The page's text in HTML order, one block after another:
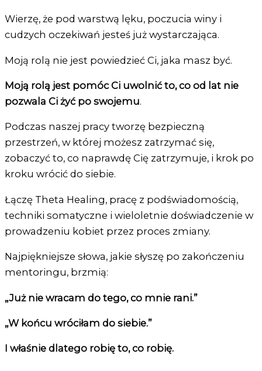
Wierzę, że pod warstwą lęku, poczucia winy i
cudzych oczekiwań jesteś już wystarczająca.
Moją rolą nie jest powiedzieć Ci, jaka masz być.
Moją rolą jest pomóc Ci uwolnić to, co od lat nie
pozwala Ci żyć po swojemu.
Podczas naszej pracy tworzę bezpieczną
przestrzeń, w której możesz zatrzymać się,
zobaczyć to, co naprawdę Cię zatrzymuje, i krok po
kroku wrócić do siebie.
Łączę Theta Healing, pracę z podświadomością,
techniki somatyczne i wieloletnie doświadczenie w
prowadzeniu kobiet przez proces zmiany.
Najpiękniejsze słowa, jakie słyszę po zakończeniu
mentoringu, brzmią:
„Już nie wracam do tego, co mnie rani.”
„W końcu wróciłam do siebie.”
I właśnie dlatego robię to, co robię.